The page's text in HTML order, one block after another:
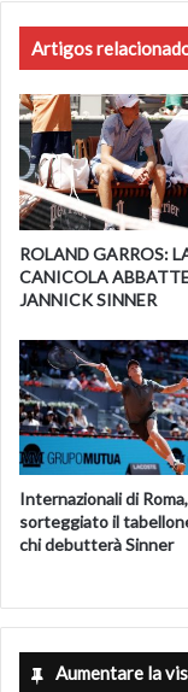
Artigos
ROLAND GARROS:
CANICOLA
JANNICK SINNER
Internazionali di Roma,
sorteggiato il
chi debutterà Sinner
Aumentare la